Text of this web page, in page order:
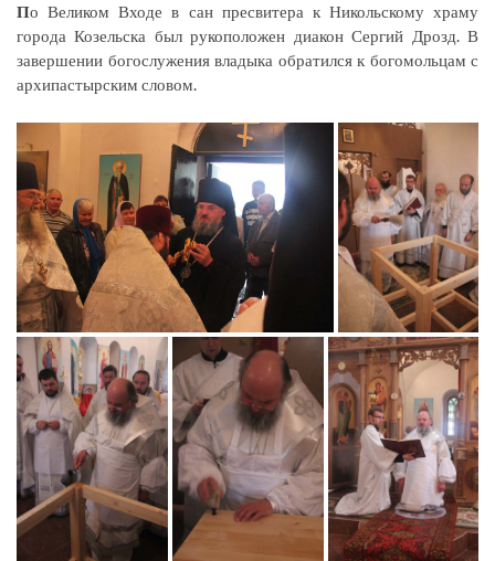
По Великом Входе в сан пресвитера к Никольскому храму
города Козельска был рукоположен диакон Сергий Дрозд. В
завершении богослужения владыка обратился к богомольцам с
архипастырским словом.